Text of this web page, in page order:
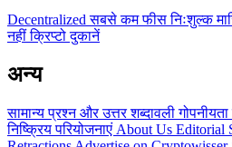
Decentralizedसबसे कम फीसनिःशुल्क
नहींक्रिप्टो दुकानें
अन्य
सामान्य प्रश्न और उत्तरशब्दावली
निष्क्रिय परियोजनाएं About Us Editorial